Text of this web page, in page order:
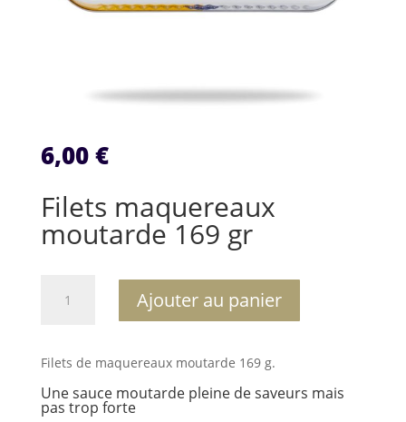
6,00€
Filets maquereaux
moutarde 169 gr
moutarde
169
gr
Ajouter au panier
n
Filets de maquereaux moutarde 169 g.
Une sauce moutarde pleine de saveurs mais
pas trop forte